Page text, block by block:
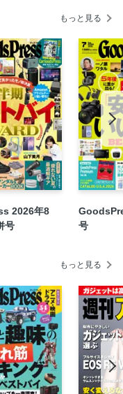
名作から、今話題の
ネル vol.22
冨里奈央
第14回“傑作”ダイ
魔力 2026 BLACK
第5話（原作：八木沢
セレクション『富士
もっと見る
2026年8
号
号
もっと見る